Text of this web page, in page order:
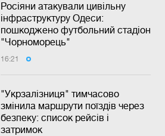
Росіяни атакували цивільну
інфраструктуру Одеси:
пошкоджено футбольний стадіон
"Чорноморець"
16:21
"Укрзалізниця" тимчасово
змінила маршрути поїздів через
безпеку: список рейсів і
затримок